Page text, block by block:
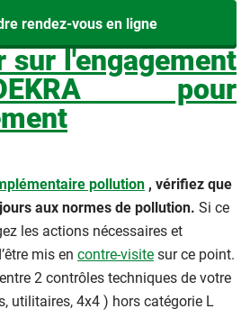
écologique :
technique écologique Forfait
à la lutte contre le réchauffement
rendez-vous en ligne
sur l'engagement
pour
pollution , vérifiez que
aux normes de pollution. Si ce
les actions nécessaires et
mis en contre-visite sur ce point.
2 contrôles techniques de votre
utilitaires, 4x4 ) hors catégorie L